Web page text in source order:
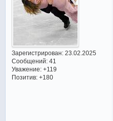
Зарегистрирован: 23.02.2025
Сообщений:41
Уважение: +119
Позитив: +180